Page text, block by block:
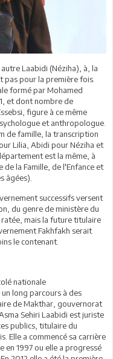
Laabidi (Néziha), à, la
pas pour la première fois.
formé par Mohamed
et dont nombre de
figure à ce même
et anthropologue.
de famille, la transcription
Lilia, Abidi pour Néziha et
est la même, à
la Famille, de l'Enfance et
âgées).
successifs versent
du genre de ministère du
mais la future titulaire
Fakhfakh serait
le contenant.
nationale
long parcours à des
de Makthar, gouvernorat
Sehiri Laabidi est juriste
publics, titulaire du
Elle a commencé sa carrière
en 1997 ou elle a progressé